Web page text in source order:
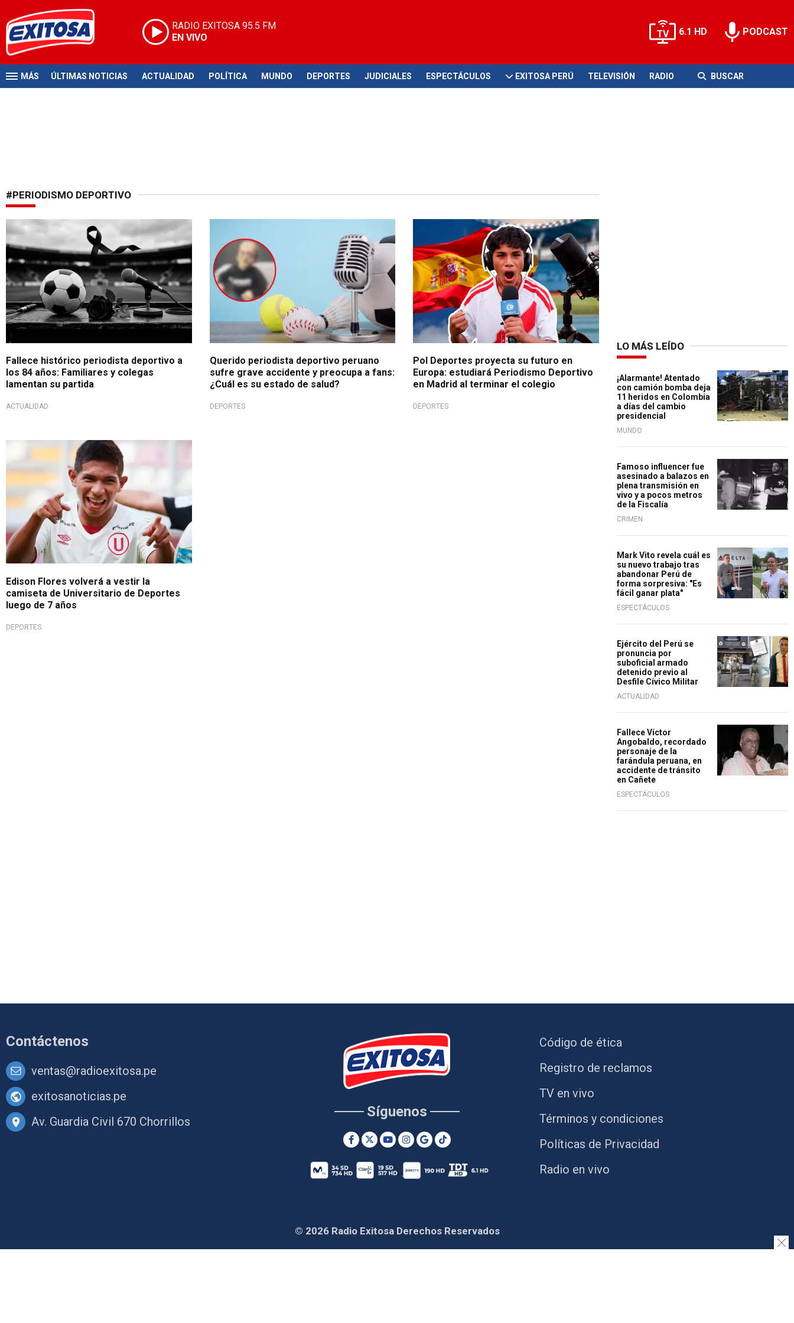
RADIO EXITOSA 95.5 FM
EN VIVO
6.1 HD PODCAST
MÁS ÚLTIMAS NOTICIAS ACTUALIDAD POLÍTICA MUNDO DEPORTES JUDICIALES ESPECTÁCULOS EXITOSA PERÚ TELEVISIÓN RADIO BUSCAR
#PERIODISMO DEPORTIVO
Luto nacional
Fallece histórico periodista deportivo a
los 84 años: Familiares y colegas
lamentan su partida
ACTUALIDAD
Querido periodista deportivo peruano
sufre grave accidente y preocupa a fans:
¿Cuál es su estado de salud?
DEPORTES
Sueños que se consolidan
Pol Deportes proyecta su futuro en
Europa: estudiará Periodismo Deportivo
en Madrid al terminar el colegio
DEPORTES
¡Regresa!
Edison Flores volverá a vestir la
camiseta de Universitario de Deportes
luego de 7 años
DEPORTES
LO MÁS LEÍDO
¡Alarmante! Atentado
con camión bomba deja
11 heridos en Colombia
a días del cambio
presidencial
MUNDO
Famoso influencer fue
asesinado a balazos en
plena transmisión en
vivo y a pocos metros
de la Fiscalía
CRIMEN
Mark Vito revela cuál es
su nuevo trabajo tras
abandonar Perú de
forma sorpresiva: "Es
fácil ganar plata"
ESPECTÁCULOS
Ejército del Perú se
pronuncia por
suboficial armado
detenido previo al
Desfile Cívico Militar
ACTUALIDAD
Fallece Víctor
Angobaldo, recordado
personaje de la
farándula peruana, en
accidente de tránsito
en Cañete
ESPECTÁCULOS
Contáctenos
ventas@radioexitosa.pe
exitosanoticias.pe
Av. Guardia Civil 670 Chorrillos
Síguenos
Código de ética
Registro de reclamos
TV en vivo
Términos y condiciones
Políticas de Privacidad
Radio en vivo
© 2026 Radio Exitosa Derechos Reservados